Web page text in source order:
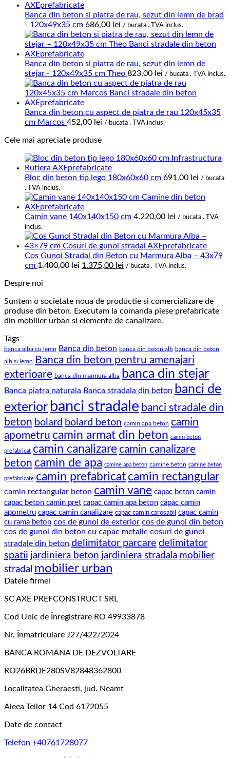
Banca din beton si piatra de rau, sezut din lemn de brad
- 120x49x35 cm 686,00 lei / bucata . TVA inclus.
Banca din beton si piatra de rau, sezut din lemn de
stejar - 120x49x35 cm Theo 823,00 lei / bucata . TVA inclus.
Banca din beton cu aspect de piatra de rau 120x45x35
cm Marcos 452,00 lei / bucata . TVA inclus.
Cele mai apreciate produse
Bloc din beton tip lego 180x60x60 cm 691,00 lei / bucata
. TVA inclus.
Camin vane 140x140x150 cm 4.220,00 lei / bucata . TVA
inclus.
Cos Gunoi Stradal din Beton cu Marmura Alba – 43x79
cm 1.400,00lei Prețul
1.400,00 lei.
1.375,00 lei Prețul
/ bucata . TVA inclus.
Despre noi
Suntem o societate noua de productie si comercializare de
produse din beton. Executam la comanda piese prefabricate
din mobilier urban si elemente de canalizare.
Tags
banca alba cu lemn Banca din beton banca din beton alb banca din beton
alb si lemn
Banca din beton pentru amenajari
exterioare banca din marmura alba banca din stejar
Banca piatra naturala Banca stradala din beton banci de
exterior banci stradale banci stradale din
beton bolard bolard beton camin apa beton camin
apometru camin armat din beton camin beton
prefabricat camin canalizarecamin canalizare
beton camin de apa camine apa beton camine beton camine beton
prefabricate camin prefabricat camin rectangular
camin rectangular beton camin vane capac beton camin
capac beton camin pret capac camin apa beton capac camin
apometru capac camin canalizare capac camin carosabil capac camin
cu rama beton cos de gunoi de exterior cos de gunoi din beton
cos de gunoi din beton cu capac metalic cosuri de gunoi
stradale din beton delimitator parcare delimitator
spatii jardiniera beton jardiniera stradala mobilier
stradal mobilier urban
Datele firmei
SC AXE PREFCONSTRUCT SRL
Cod Unic de Înregistrare RO 49933878
Nr. Înmatriculare J27/422/2024
BANCA ROMANA DE DEZVOLTARE
RO26BRDE280SV82848362800
Localitatea Gheraesti, jud. Neamt
Aleea Teilor 14 Cod 6172055
Date de contact
Telefon +40761728077